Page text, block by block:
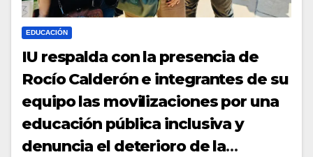
EDUCACIÓN
IU respalda con la presencia de
Rocío Calderón e integrantes de su
equipo las movilizaciones por una
educación pública inclusiva y
denuncia el deterioro de la